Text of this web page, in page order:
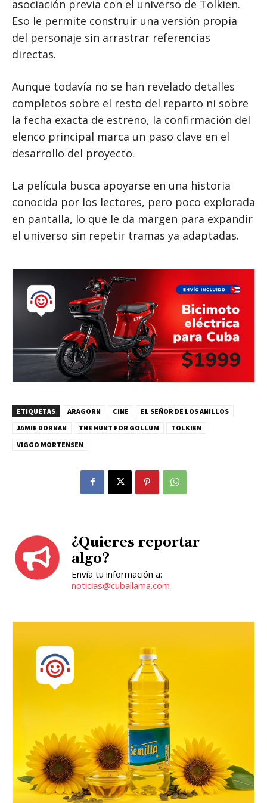
asociación previa con el universo de Tolkien.
Eso le permite construir una versión propia
del personaje sin arrastrar referencias
directas.
Aunque todavía no se han revelado detalles
completos sobre el resto del reparto ni sobre
la fecha exacta de estreno, la confirmación del
elenco principal marca un paso clave en el
desarrollo del proyecto.
La película busca apoyarse en una historia
conocida por los lectores, pero poco explorada
en pantalla, lo que le da margen para expandir
el universo sin repetir tramas ya adaptadas.
ETIQUETAS ARAGORN CINE
EL SEÑOR DE LOS ANILLOS
JAMIE DORNAN
THE HUNT FOR GOLLUM
TOLKIEN
VIGGO MORTENSEN
¿Quieres reportar
algo?
Envía tu información a:
noticias@cuballama.com